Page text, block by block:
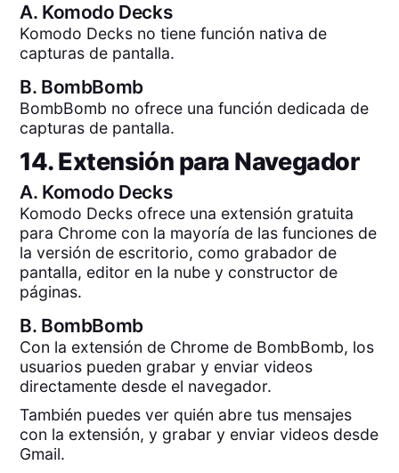
A. Komodo Decks
Komodo Decks no tiene función nativa de
capturas de pantalla.
B. BombBomb
BombBomb no ofrece una función dedicada de
capturas de pantalla.
14. Extensión para Navegador
A. Komodo Decks
Komodo Decks ofrece una extensión gratuita
para Chrome con la mayoría de las funciones de
la versión de escritorio, como grabador de
pantalla, editor en la nube y constructor de
páginas.
B. BombBomb
Con la extensión de Chrome de BombBomb, los
usuarios pueden grabar y enviar videos
directamente desde el navegador.
También puedes ver quién abre tus mensajes
con la extensión, y grabar y enviar videos desde
Gmail.